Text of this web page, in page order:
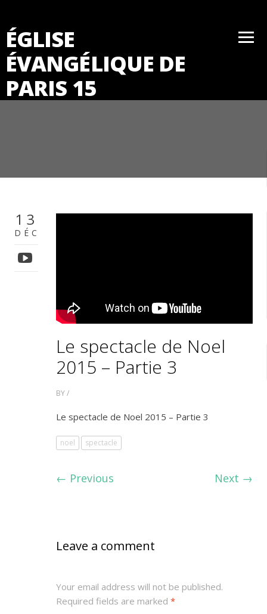
ÉGLISE
ÉVANGÉLIQUE DE
PARIS 15
13
DÉC
Le spectacle de Noel
2015 – Partie 3
BY /
Le spectacle de Noel 2015 – Partie 3
noel spectacle
← Previous Next →
Leave a comment
Your email address will not be published.
Required fields are marked*